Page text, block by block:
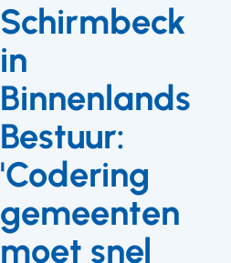
Schirmbeck
in
Binnenlands
Bestuur:
'Codering
gemeenten
moet snel